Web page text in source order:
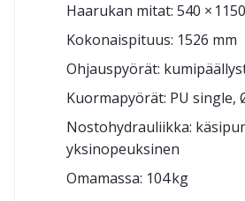
Haarukan mitat: 540 ×
Kokonaispituus: 1526 mm
Ohjauspyörät:
Kuormapyörät: PU single,
Nostohydrauliikka:
yksinopeuksinen
Omamassa: 104 kg